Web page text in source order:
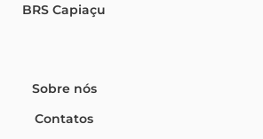
BRS Capiaçu
Sobre nós
Contatos